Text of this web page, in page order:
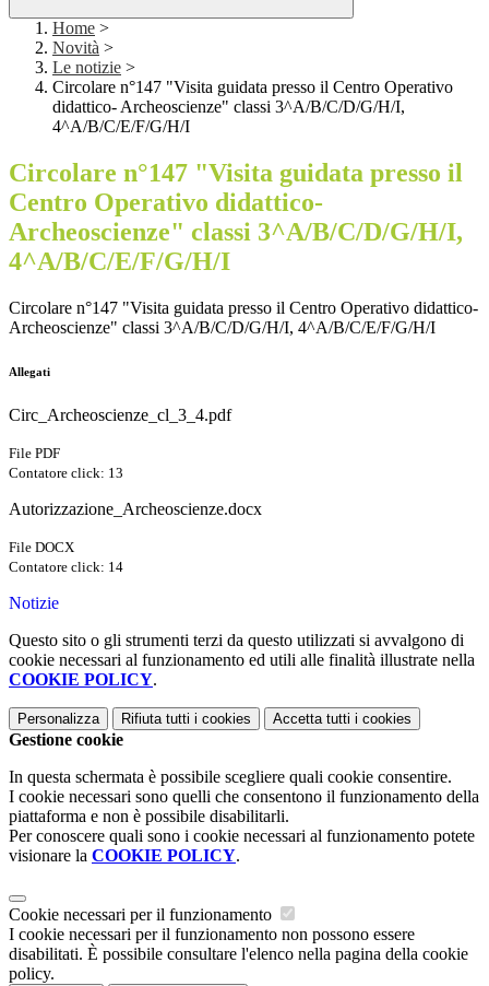
Home >
Novità >
Le notizie >
Circolare n°147 "Visita guidata presso il Centro Operativo
didattico- Archeoscienze" classi 3^A/B/C/D/G/H/I,
4^A/B/C/E/F/G/H/I
Circolare n°147 "Visita guidata presso il
Centro Operativo didattico-
Archeoscienze" classi 3^A/B/C/D/G/H/I,
4^A/B/C/E/F/G/H/I
Circolare n°147 "Visita guidata presso il Centro Operativo didattico-
Archeoscienze" classi 3^A/B/C/D/G/H/I, 4^A/B/C/E/F/G/H/I
Allegati
Circ_Archeoscienze_cl_3_4.pdf
File PDF
Contatore click: 13
Autorizzazione_Archeoscienze.docx
File DOCX
Contatore click: 14
Notizie
Questo sito o gli strumenti terzi da questo utilizzati si avvalgono di
cookie necessari al funzionamento ed utili alle finalità illustrate nella
COOKIE POLICY.
Personalizza Rifiuta tutti i cookies Accetta tutti i cookies
Gestione cookie
In questa schermata è possibile scegliere quali cookie consentire.
I cookie necessari sono quelli che consentono il funzionamento della
piattaforma e non è possibile disabilitarli.
Per conoscere quali sono i cookie necessari al funzionamento potete
visionare la COOKIE POLICY.
Cookie necessari per il funzionamento
I cookie necessari per il funzionamento non possono essere
disabilitati. È possibile consultare l'elenco nella pagina della cookie
policy.